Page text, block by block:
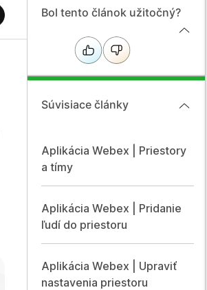
Bol tento článok užitočný?
Súvisiace články
Aplikácia Webex | Priestory
a tímy
Aplikácia Webex | Pridanie
ľudí do priestoru
Aplikácia Webex | Upraviť
nastavenia priestoru